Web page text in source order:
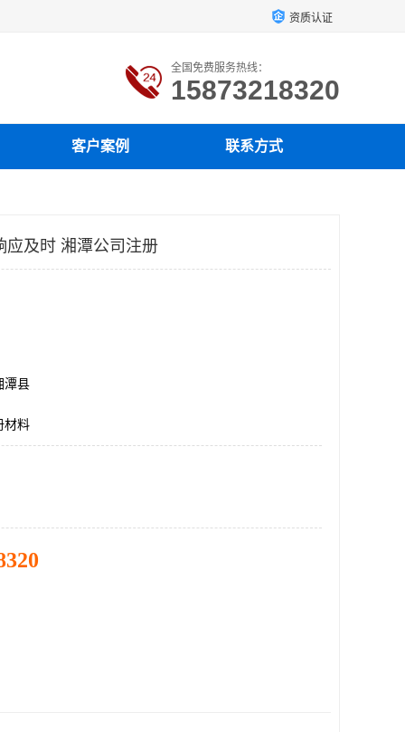
资质认证
全国免费服务热线：
15873218320
客户案例 联系方式
应及时 湘潭公司注册
潭县
材料